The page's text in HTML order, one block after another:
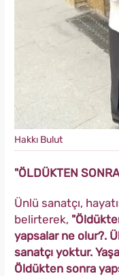
Hakkı Bulut
"ÖLDÜKTEN
Ünlü sanatçı,
belirterek,
yapsalar ne olur?.
sanatçı yoktur.
Öldükten sonra